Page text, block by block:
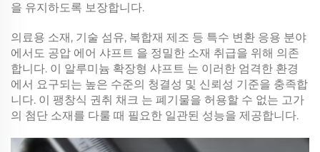
을 유지하도록 보장합니다.
의료용 소재, 기술 섬유, 복합재 제조 등 특수 변환 응용 분야
에서도 공압 에어 샤프트 을 정밀한 소재 취급을 위해 의존
합니다. 이 알루미늄 확장형 샤프트 는 이러한 엄격한 환경
에서 요구되는 높은 수준의 청결성 및 신뢰성 기준을 충족합
니다. 이 팽창식 권취 채크 는 폐기물을 허용할 수 없는 고가
의 첨단 소재를 다룰 때 필요한 일관된 성능을 제공합니다.